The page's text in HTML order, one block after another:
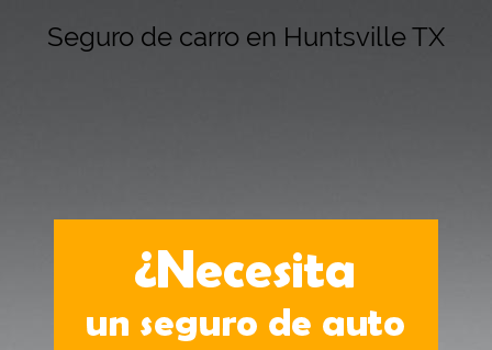
Seguro de carro en Huntsville TX